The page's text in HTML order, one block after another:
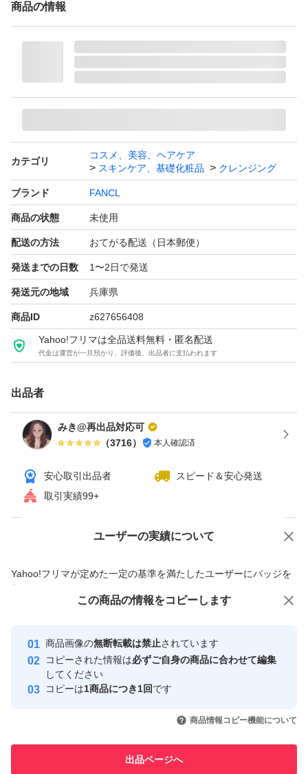
合で発送が遅れてしまう場合はご連絡させていただきま
●自宅クローゼットにて丁寧に保管しております。
※ 運送中のトラブルに関しましては責任を負いかねます
のでご了承の上ご購入ください。
※メッセージにてお値下げ交渉中等であっても先にご購入
頂いた方を最優先いたします。
深夜・早朝の購入ももちろんOKです！
お時間は気になさらずご購入ください。
受け取り評価は急ぎませんのでご都合の良いタイミングで
気になる点がございましたらお気軽にお問い合わせくださ
い♪
迅速丁寧な対応、気持ちのいいお取引を心掛けておりま
す。
どうぞよろしくお願いいたします！
商品の情報
カテゴリ
コスメ、美容、ヘアケア
スキンケア、基礎化粧品
クレンジング
ブランド FANCL
商品の状態 未使用
配送の方法 おてがる配送（日本郵便）
発送までの日数 1〜2日で発送
発送元の地域 兵庫県
商品ID z627656408
Yahoo!フリマは全品送料無料・匿名配送
代金は運営が一旦預かり、評価後、出品者に支払われます
出品者
みき@再出品対応可
（3716） 本人確認済
安心取引出品者
スピード＆安心発送
取引実績99+
ユーザーの実績について
Yahoo!フリマが定めた一定の基準を満たしたユーザーにバッジを
付与しています
安心取引出品者
心・安全なユーザーです
取引実績
引を完了させた実績があります
での取引実績があります
価格の相談 商品への質問
この商品の情報をコピーします
商品画像の無断転載は禁止されています
コピーされた情報は必ずご自身の商品に合わせて編集
してください
コピーは1商品につき1回です
商品情報コピー機能について
出品ページへ
この商品をみている人にオススメ